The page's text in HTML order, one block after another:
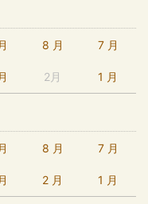
8 月 7 月
2月 1 月
8 月 7 月
2 月 1 月